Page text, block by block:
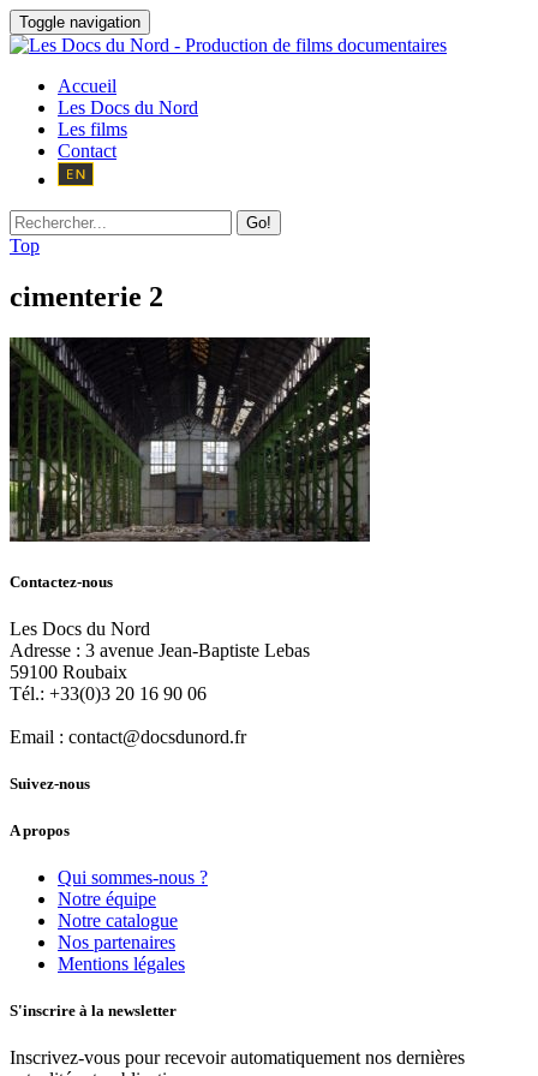
Toggle navigation
Accueil
Les Docs du Nord
Les films
Contact
Go!
Top
cimenterie 2
Contactez-nous
Les Docs du Nord
Adresse : 3 avenue Jean-Baptiste Lebas
59100 Roubaix
Tél.: +33(0)3 20 16 90 06
Email : contact@docsdunord.fr
Suivez-nous
A propos
Qui sommes-nous ?
Notre équipe
Notre catalogue
Nos partenaires
Mentions légales
S'inscrire à la newsletter
Inscrivez-vous pour recevoir automatiquement nos dernières